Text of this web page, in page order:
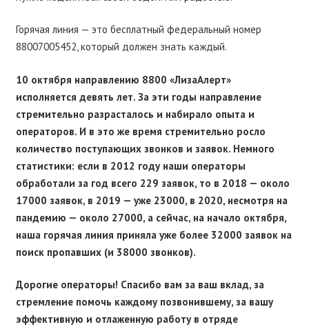
Горячая линия — это бесплатный федеральный номер
88007005452, который должен знать каждый.
10 октября направлению 8800 «ЛизаАлерт»
исполняется девять лет. За эти годы направление
стремительно разрасталось и набирало опыта и
операторов. И в это же время стремительно росло
количество поступающих звонков и заявок. Немного
статистики: если в 2012 году наши операторы
обработали за год всего 229 заявок, то в 2018 — около
17000 заявок, в 2019 — уже 23000, в 2020, несмотря на
пандемию — около 27000, а сейчас, на начало октября,
наша горячая линия приняла уже более 32000 заявок на
поиск пропавших (и 38000 звонков).
Дорогие операторы! Спасибо вам за ваш вклад, за
стремление помочь каждому позвонившему, за вашу
эффективную и отлаженную работу в отряде